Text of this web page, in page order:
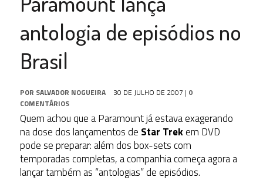
antologia de episódios no
Brasil
POR SALVADOR NOGUEIRA 30 DE JULHO DE 2007 | 0
COMENTÁRIOS
Quem achou que a Paramount já estava exagerando
na dose dos lançamentos de Star Trekem DVD
pode se preparar: além dos box-sets com
temporadas completas, a companhia começa agora a
lançar também as “antologias” de episódios.